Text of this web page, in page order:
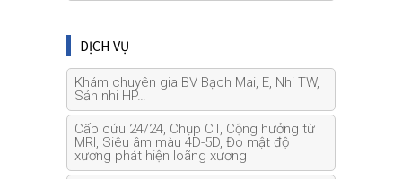
DỊCH VỤ
Khám chuyên gia BV Bạch Mai, E, Nhi TW,
Sản nhi HP…
Cấp cứu 24/24, Chụp CT, Cộng hưởng từ
MRI, Siêu âm màu 4D-5D, Đo mật độ
xương phát hiện loãng xương